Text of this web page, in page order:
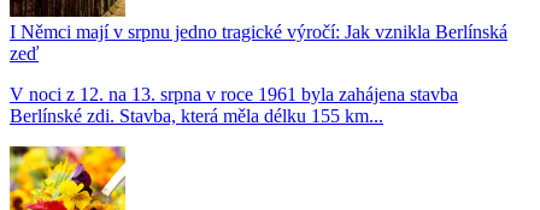
I Němci mají v srpnu jedno tragické výročí: Jak vznikla Berlínská
zeď
V noci z 12. na 13. srpna v roce 1961 byla zahájena stavba
Berlínské zdi. Stavba, která měla délku 155 km...